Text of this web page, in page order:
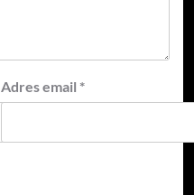
Adres email *